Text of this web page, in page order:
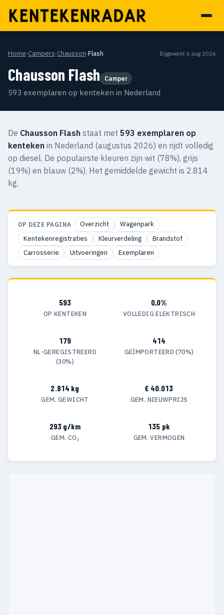
Home›Campers›Chausson›Flash Bijgewerkt 6 aug 2026
Chausson Flash Camper
593 exemplaren op kenteken in Nederland
De Chausson Flash staat met 593 exemplaren op
kenteken in Nederland (augustus 2026) en rijdt volledig
op diesel. De populairste kleuren zijn wit (78%), grijs
(19%) en blauw (2%). Het gemiddelde gewicht is 2.814
kg.
OP DEZE PAGINA Overzicht
Wagenpark
Kentekenregistraties
Kleurverdeling
Brandstof
Carrosserie
Uitvoeringen Exemplaren
593
OP KENTEKEN
0,0%
VOLLEDIG ELEKTRISCH
179
NL-GEREGISTREERD
(30%)
414
GEÏMPORTEERD (70%)
2.814 kg
GEM. GEWICHT
€ 40.013
GEM. NIEUWPRIJS
293 g/km
GEM. CO₂
135 pk
GEM. VERMOGEN